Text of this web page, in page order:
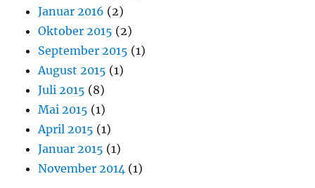
Januar 2016 (2)
Oktober 2015 (2)
September 2015 (1)
August 2015 (1)
Juli 2015 (8)
Mai 2015 (1)
April 2015 (1)
Januar 2015 (1)
November 2014 (1)